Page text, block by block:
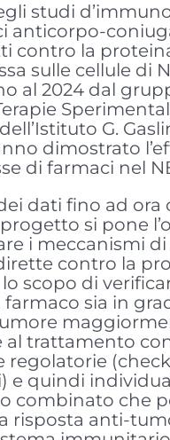
studi
anticorpo-
contro la
sulle cellule di
al 2024 dal
G.
dimostrato
di farmaci nel
dati fino ad ora
si pone
i meccanismi di
contro la
scopo di
farmaco sia in
al trattamento
regolatorie
e quindi
combinato che
risposta anti-